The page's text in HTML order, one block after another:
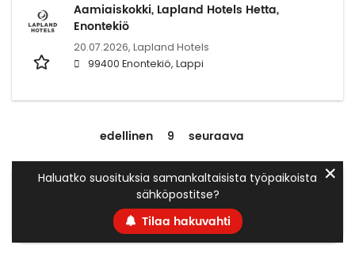
Aamiaiskokki, Lapland Hotels Hetta,
Enontekiö
20.07.2026, Lapland Hotels
99400 Enontekiö, Lappi
edellinen 9 seuraava
Haluatko suosituksia samankaltaisista työpaikoista
sähköpostitse?
Tilaa hakuvahti
✕